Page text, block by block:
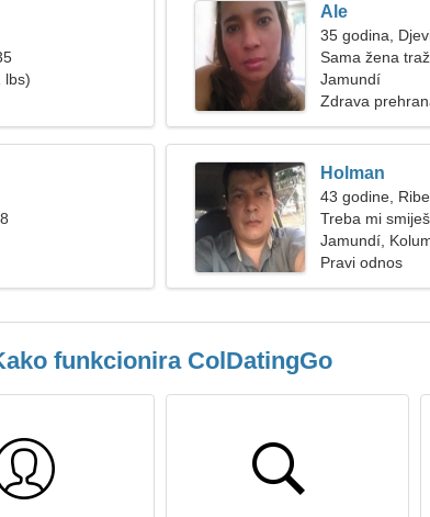
lbs)
Ale
35 godina,
Sama žena
Jamundí
Zdrava
Holman
43 godine, Ribe
Treba mi
Jamundí,
Pravi odnos
funkcionira ColDatingGo